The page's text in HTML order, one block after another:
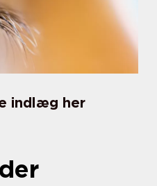
indlæg her